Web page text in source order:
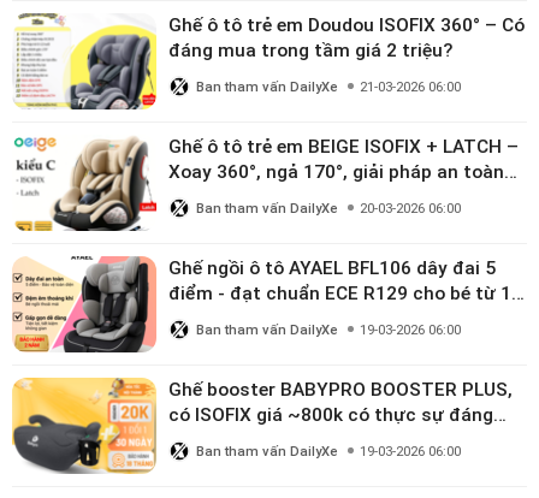
Ghế ô tô trẻ em Doudou ISOFIX 360° – Có
đáng mua trong tầm giá 2 triệu?
Ban tham vấn DailyXe 21-03-2026 06:00
Ghế ô tô trẻ em BEIGE ISOFIX + LATCH –
Xoay 360°, ngả 170°, giải pháp an toàn
linh hoạt cho bé 0–10 tuổi
Ban tham vấn DailyXe 20-03-2026 06:00
Ghế ngồi ô tô AYAEL BFL106 dây đai 5
điểm - đạt chuẩn ECE R129 cho bé từ 1–
10 tuổi
Ban tham vấn DailyXe 19-03-2026 06:00
Ghế booster BABYPRO BOOSTER PLUS,
có ISOFIX giá ~800k có thực sự đáng
mua?
Ban tham vấn DailyXe 19-03-2026 06:00